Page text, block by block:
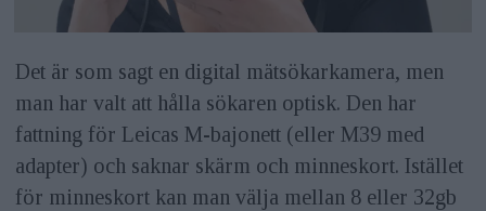
Det är som sagt en digital mätsökarkamera, men
man har valt att hålla sökaren optisk. Den har
fattning för Leicas M-bajonett (eller M39 med
adapter) och saknar skärm och minneskort. Istället
för minneskort kan man välja mellan 8 eller 32gb